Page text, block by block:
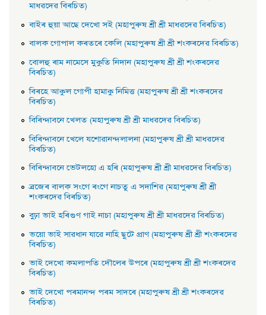
মাধৱদেৱ বিৰচিত)
বাইৰ হুয়া আছে দেখাে সই (মহাপুৰুষ শ্ৰী শ্ৰী মাধৱদেৱ বিৰচিত)
বালক গােপাল কৰতৰে কেলি (মহাপুৰুষ শ্ৰী শ্ৰী শংকৰদেৱ বিৰচিত)
বােলহু ৰাম নামেসে মুকুতি নিদান (মহাপুৰুষ শ্ৰী শ্ৰী শংকৰদেৱ
বিৰচিত)
বিৰহে আকুল গােপী হামাকু নিমিত্ত (মহাপুৰুষ শ্ৰী শ্ৰী শংকৰদেৱ
বিৰচিত)
বিৰিন্দাবনে খেলত (মহাপুৰুষ শ্ৰী শ্ৰী মাধৱদেৱ বিৰচিত)
বিৰিন্দাবনে খেলে যশােৱানন্দলালনা (মহাপুৰুষ শ্ৰী শ্ৰী মাধৱদেৱ
বিৰচিত)
বিৰিন্দাবনে ভেটলহাে এ হৰি (মহাপুৰুষ শ্ৰী শ্ৰী মাধৱদেৱ বিৰচিত)
ব্ৰজেৰ বালক সংগে ৰংগে নাচতু এ সদাশিৱ (মহাপুৰুষ শ্ৰী শ্ৰী
শংকৰদেৱ বিৰচিত)
বুঢ়া ভাই হৰিগুণ গাই নাচা (মহাপুৰুষ শ্ৰী শ্ৰী মাধৱদেৱ বিৰচিত)
ভয়াে ভাই সাৱধান যাৱে নাহি ছুটে প্রাণ (মহাপুৰুষ শ্ৰী শ্ৰী শংকৰদেৱ
বিৰচিত)
ভাই দেখাে কমলাপতি দৌলেৰ উপৰে (মহাপুৰুষ শ্ৰী শ্ৰী শংকৰদেৱ
বিৰচিত)
ভাই দেখাে পৰমানন্দ পৰম সাদৰে (মহাপুৰুষ শ্ৰী শ্ৰী শংকৰদেৱ
বিৰচিত)